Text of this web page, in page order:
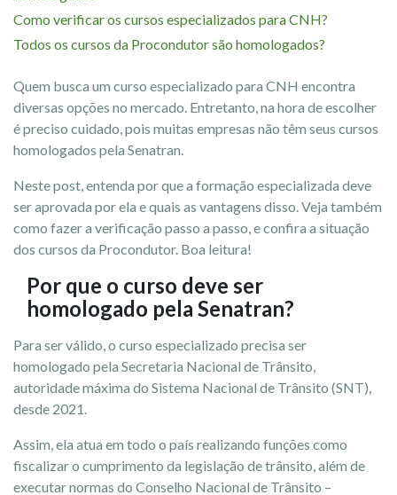
Como verificar os cursos especializados para CNH?
Todos os cursos da Procondutor são homologados?
Quem busca um curso especializado para CNH encontra
diversas opções no mercado. Entretanto, na hora de escolher
é preciso cuidado, pois muitas empresas não têm seus cursos
homologados pela Senatran.
Neste post, entenda por que a formação especializada deve
ser aprovada por ela e quais as vantagens disso. Veja também
como fazer a verificação passo a passo, e confira a situação
dos cursos da Procondutor. Boa leitura!
Por que o curso deve ser
homologado pela Senatran?
Para ser válido, o curso especializado precisa ser
homologado pela Secretaria Nacional de Trânsito,
autoridade máxima do Sistema Nacional de Trânsito (SNT),
desde 2021.
Assim, ela atua em todo o país realizando funções como
fiscalizar o cumprimento da legislação de trânsito, além de
executar normas do Conselho Nacional de Trânsito –